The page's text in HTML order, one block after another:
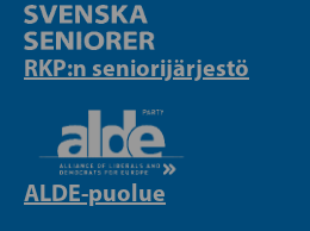
RKP:n seniorijärjestö
ALDE-puolue